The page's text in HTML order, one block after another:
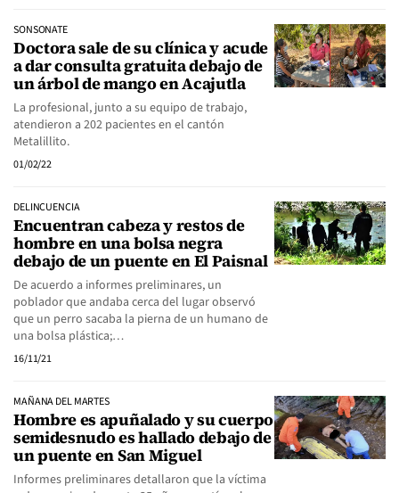
SONSONATE
Doctora sale de su clínica y acude
a dar consulta gratuita debajo de
un árbol de mango en Acajutla
La profesional, junto a su equipo de trabajo,
atendieron a 202 pacientes en el cantón
Metalillito.
01/02/22
DELINCUENCIA
Encuentran cabeza y restos de
hombre en una bolsa negra
debajo de un puente en El Paisnal
De acuerdo a informes preliminares, un
poblador que andaba cerca del lugar observó
que un perro sacaba la pierna de un humano de
una bolsa plástica;…
16/11/21
MAÑANA DEL MARTES
Hombre es apuñalado y su cuerpo
semidesnudo es hallado debajo de
un puente en San Miguel
Informes preliminares detallaron que la víctima